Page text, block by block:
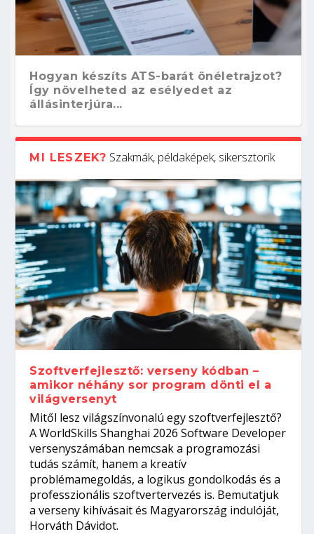
Hogyan készíts ATS-barát önéletrajzot?
Így növelheted az esélyedet az
állásinterjúra...
Kitalálod, mire használják ezeket a
gépeket?
Nem sikerült az egyetemi felvételi?
Tanulj szakmát!
Szoftverfejlesztő: verseny kódban –
amikor néhány sor program dönti el a
világversenyt...
Digitális detox – hogyan kapcsolódj ki
telefon nélkül?
MI LESZEK? Szakmák, példaképek, sikersztorik
Szoftverfejlesztő: verseny kódban –
amikor néhány sor program dönti el a
világversenyt
Mitől lesz világszínvonalú egy szoftverfejlesztő?
A WorldSkills Shanghai 2026 Software Developer
versenyszámában nemcsak a programozási
tudás számít, hanem a kreatív
problémamegoldás, a logikus gondolkodás és a
professzionális szoftvertervezés is. Bemutatjuk
a verseny kihívásait és Magyarország indulóját,
Horváth Dávidot.